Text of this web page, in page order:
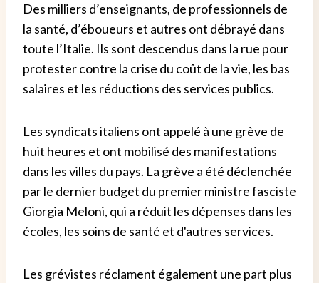
Des milliers d’enseignants, de professionnels de
la santé, d’éboueurs et autres ont débrayé dans
toute l’Italie. Ils sont descendus dans la rue pour
protester contre la crise du coût de la vie, les bas
salaires et les réductions des services publics.
Les syndicats italiens ont appelé à une grève de
huit heures et ont mobilisé des manifestations
dans les villes du pays. La grève a été déclenchée
par le dernier budget du premier ministre fasciste
Giorgia Meloni, qui a réduit les dépenses dans les
écoles, les soins de santé et d'autres services.
Les grévistes réclament également une part plus